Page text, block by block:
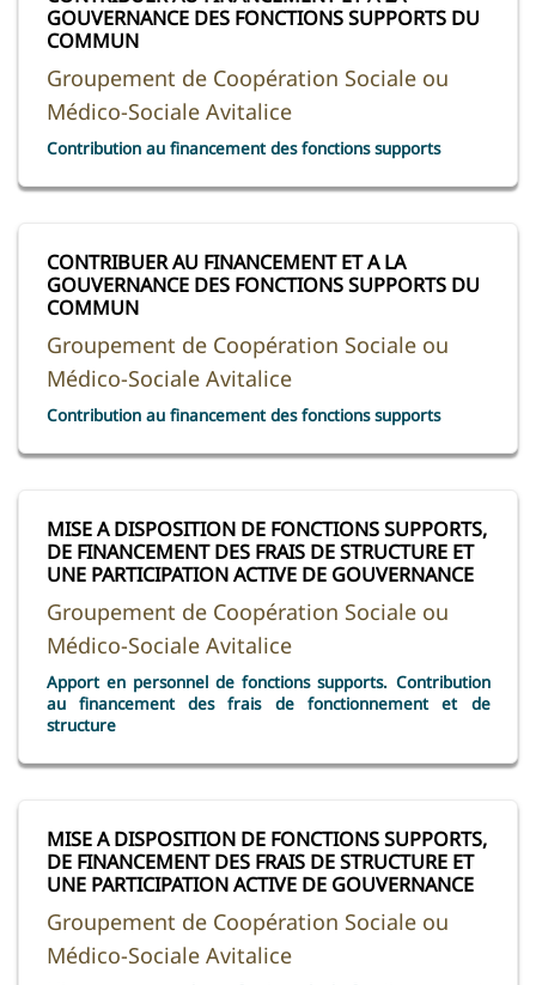
GOUVERNANCE DES FONCTIONS SUPPORTS DU
COMMUN
Groupement de Coopération Sociale ou
Médico-Sociale Avitalice
Contribution au financement des fonctions supports
CONTRIBUER AU FINANCEMENT ET A LA
GOUVERNANCE DES FONCTIONS SUPPORTS DU
COMMUN
Groupement de Coopération Sociale ou
Médico-Sociale Avitalice
Contribution au financement des fonctions supports
MISE A DISPOSITION DE FONCTIONS SUPPORTS,
DE FINANCEMENT DES FRAIS DE STRUCTURE ET
UNE PARTICIPATION ACTIVE DE GOUVERNANCE
Groupement de Coopération Sociale ou
Médico-Sociale Avitalice
Apport en personnel de fonctions supports. Contribution
au financement des frais de fonctionnement et de
structure
MISE A DISPOSITION DE FONCTIONS SUPPORTS,
DE FINANCEMENT DES FRAIS DE STRUCTURE ET
UNE PARTICIPATION ACTIVE DE GOUVERNANCE
Groupement de Coopération Sociale ou
Médico-Sociale Avitalice